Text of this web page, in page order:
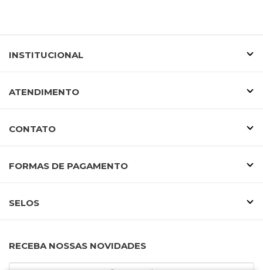
INSTITUCIONAL
ATENDIMENTO
CONTATO
FORMAS DE PAGAMENTO
SELOS
RECEBA NOSSAS NOVIDADES